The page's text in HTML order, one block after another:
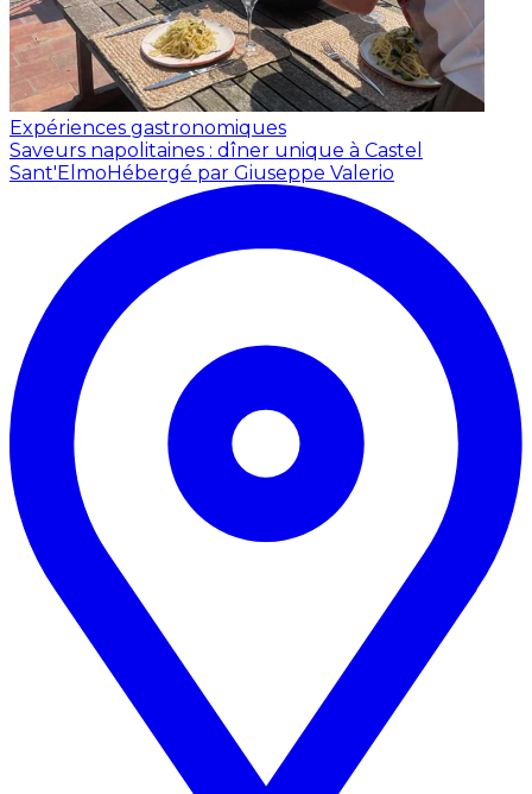
Expériences gastronomiques
Saveurs napolitaines : dîner unique à Castel
Sant'ElmoHébergé par Giuseppe Valerio